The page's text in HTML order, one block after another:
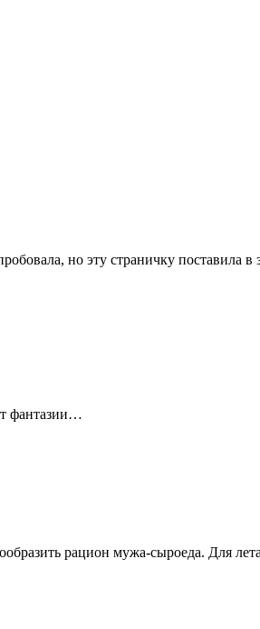
но эту страничку поставила
фантазии…
рацион мужа-сыроеда. Для